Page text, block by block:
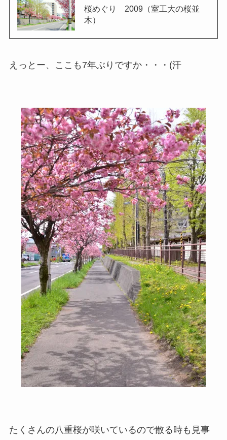
桜めぐり 2009（室工大の桜並
木）
えっとー、ここも7年ぶりですか・・・(汗
たくさんの八重桜が咲いているので散る時も見事